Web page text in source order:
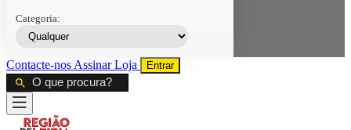
Categoria:
Contacte-nos AssinarLoja Entrar